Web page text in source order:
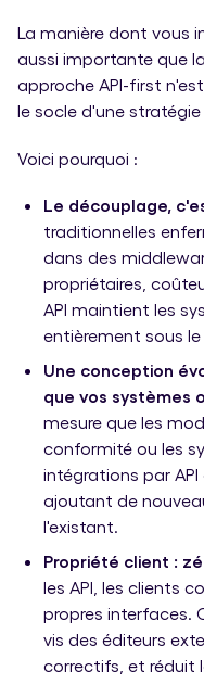
La manière dont vous
aussi importante que
approche API-first
le socle d'une stratégie
Voici pourquoi :
Le découplage,
traditionnelles
dans des
propriétaires,
API maintient les
entièrement sous
Une conception
que vos systèmes
mesure que les
conformité ou les
intégrations par
ajoutant de
l'existant.
Propriété client :
les API, les clients
propres interfaces.
vis des éditeurs
correctifs, et réduit